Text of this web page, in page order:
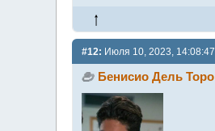
#12: Июля 10, 2023, 14:08:47
Бенисио Дель Торо